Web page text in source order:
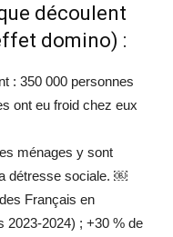
découlent
domino) :
: 350 000 personnes
ont eu froid chez eux
ménages y sont
détresse sociale. ￼
Français en
2023-2024) ; +30 % de